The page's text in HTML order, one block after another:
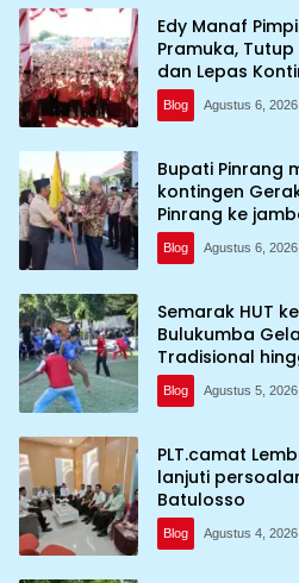
Edy Manaf
Pramuka,
dan Lepas
Blog Agustus 6, 2026
Bupati Pinrang
kontingen
Pinrang ke
kebumi
Blog Agustus 6, 2026
Semarak HUT
Bulukumba
Tradisional
Blog Agustus 5, 2026
PLT.camat
lanjuti
Batulosso
Blog Agustus 4, 2026